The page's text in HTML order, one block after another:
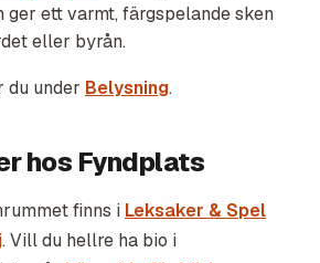
ger ett varmt, färgspelande sken
eller byrån.
du under Belysning.
hos Fyndplats
finns i Leksaker & Spel
. Vill du hellre ha bio i